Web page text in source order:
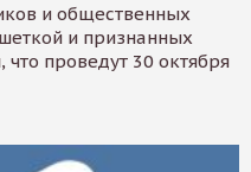
и общественных
и признанных
проведут 30 октября